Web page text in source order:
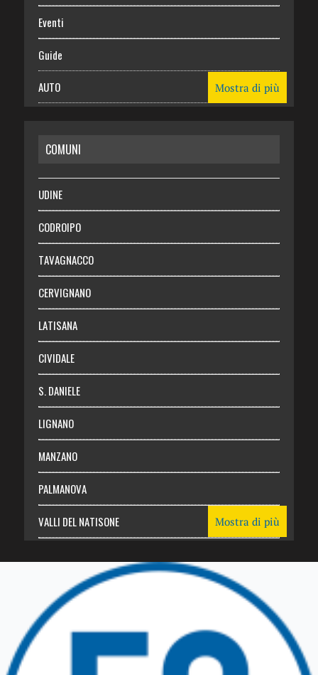
Eventi
Guide
AUTO
RISPARMIO
SALUTE
Necrologie
Chi siamo
Abbonati
Login
Mostra di più
COMUNI
UDINE
CODROIPO
TAVAGNACCO
CERVIGNANO
LATISANA
CIVIDALE
S. DANIELE
LIGNANO
MANZANO
PALMANOVA
VALLI DEL NATISONE
TRICESIMO
TARCENTO
GEMONA DEL FRIULI
Mostra di più